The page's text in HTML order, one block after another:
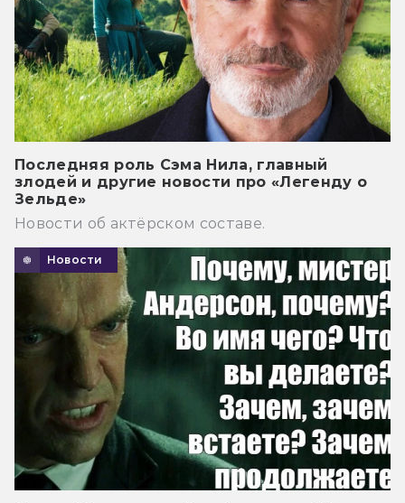
Последняя роль Сэма Нила, главный
злодей и другие новости про «Легенду о
Зельде»
Новости об актёрском составе.
Новости